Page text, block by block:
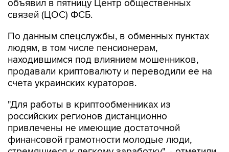
По данным спецслужбы, в обменных пунктах
находившимся под влиянием мошенников,
продавали криптовалюту и переводили ее на
счета украинских кураторов.
"Для работы в криптообменниках из
привлечены не имеющие достаточной
финансовой грамотности молодые люди,
стремящиеся к легкому заработку", - отметили
в ФСБ.